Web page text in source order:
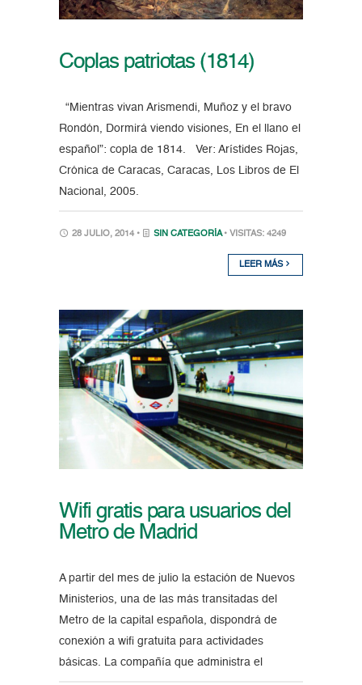
Coplas patriotas (1814)
“Mientras vivan Arismendi, Muñoz y el bravo
Rondón, Dormirá viendo visiones, En el llano el
español”: copla de 1814. Ver: Arístides Rojas,
Crónica de Caracas, Caracas, Los Libros de El
Nacional, 2005.
28 JULIO, 2014 • SIN CATEGORÍA • VISITAS: 4249
LEER MÁS
Wifi gratis para usuarios del
Metro de Madrid
A partir del mes de julio la estación de Nuevos
Ministerios, una de las más transitadas del
Metro de la capital española, dispondrá de
conexión a wifi gratuita para actividades
básicas. La compañía que administra el